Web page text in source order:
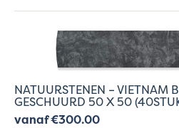
NATUURSTENEN – VIETNAM
GESCHUURD 50 X 50
vanaf €300.00